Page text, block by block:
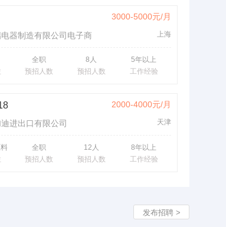
器制造有限公司电子商
3000-5000元/月
上海
全职
预招人数
8人
预招人数
5年以上
工作经验
进出口有限公司
2000-4000元/月
天津
全职
预招人数
12人
预招人数
8年以上
工作经验
发布招聘 >